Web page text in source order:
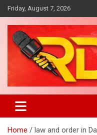
Skip
to
content
Friday, August 7, 2026
Reporter
Home law and order in